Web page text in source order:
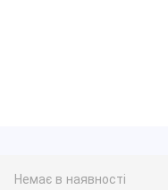
Немає в наявності